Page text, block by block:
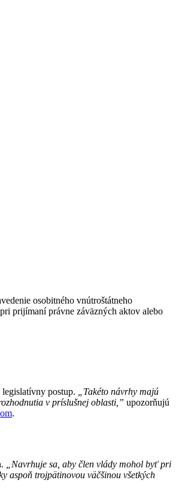
osobitného vnútroštátneho
prijímaní právne záväzných aktov alebo
postup.
„Takéto návrhy majú
v príslušnej oblasti,” upozorňujú
.
„Navrhuje sa, aby člen vlády mohol byť pri
aspoň trojpätinovou väčšinou všetkých